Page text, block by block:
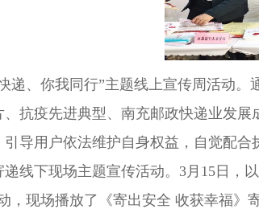
递、你我同行”主题线上宣传周活动
抗疫先进典型、南充邮政快递业发
导用户依法维护自身权益，自觉配
线下现场主题宣传活动。3月15日，
，现场播放了《寄出安全 收获幸福